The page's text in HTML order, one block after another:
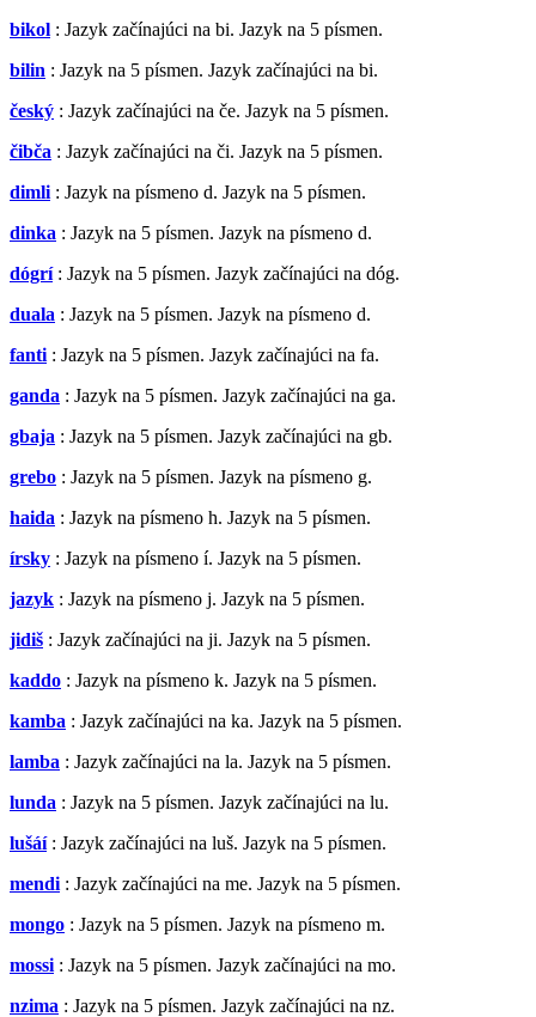
bikol : Jazyk začínajúci na bi. Jazyk na 5 písmen.
bilin : Jazyk na 5 písmen. Jazyk začínajúci na bi.
český : Jazyk začínajúci na če. Jazyk na 5 písmen.
čibča : Jazyk začínajúci na či. Jazyk na 5 písmen.
dimli : Jazyk na písmeno d. Jazyk na 5 písmen.
dinka : Jazyk na 5 písmen. Jazyk na písmeno d.
dógrí : Jazyk na 5 písmen. Jazyk začínajúci na dóg.
duala : Jazyk na 5 písmen. Jazyk na písmeno d.
fanti : Jazyk na 5 písmen. Jazyk začínajúci na fa.
ganda : Jazyk na 5 písmen. Jazyk začínajúci na ga.
gbaja : Jazyk na 5 písmen. Jazyk začínajúci na gb.
grebo : Jazyk na 5 písmen. Jazyk na písmeno g.
haida : Jazyk na písmeno h. Jazyk na 5 písmen.
írsky : Jazyk na písmeno í. Jazyk na 5 písmen.
jazyk : Jazyk na písmeno j. Jazyk na 5 písmen.
jidiš : Jazyk začínajúci na ji. Jazyk na 5 písmen.
kaddo : Jazyk na písmeno k. Jazyk na 5 písmen.
kamba : Jazyk začínajúci na ka. Jazyk na 5 písmen.
lamba : Jazyk začínajúci na la. Jazyk na 5 písmen.
lunda : Jazyk na 5 písmen. Jazyk začínajúci na lu.
lušáí : Jazyk začínajúci na luš. Jazyk na 5 písmen.
mendi : Jazyk začínajúci na me. Jazyk na 5 písmen.
mongo : Jazyk na 5 písmen. Jazyk na písmeno m.
mossi : Jazyk na 5 písmen. Jazyk začínajúci na mo.
nzima : Jazyk na 5 písmen. Jazyk začínajúci na nz.